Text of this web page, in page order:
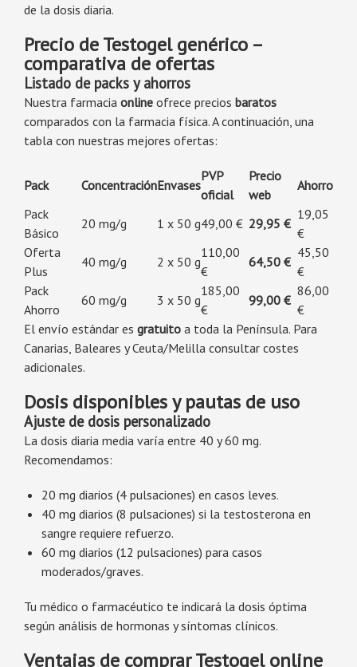
de la dosis diaria.
Precio de Testogel genérico –
comparativa de ofertas
Listado de packs y ahorros
Nuestra farmacia online ofrece precios baratos
comparados con la farmacia física. A continuación, una
tabla con nuestras mejores ofertas:
Pack ConcentraciónEnvases
PVP
oficial
Precio
web
Ahorro
Pack
Básico
20 mg/g 1 x 50 g49,00 € 29,95 €
19,05
€
Oferta
Plus
40 mg/g 2 x 50 g
110,00
€
64,50 €
45,50
€
Pack
Ahorro
60 mg/g 3 x 50 g
185,00
€
99,00 €
86,00
€
El envío estándar es gratuito a toda la Península. Para
Canarias, Baleares y Ceuta/Melilla consultar costes
adicionales.
Dosis disponibles y pautas de uso
Ajuste de dosis personalizado
La dosis diaria media varía entre 40 y 60 mg.
Recomendamos:
20 mg diarios (4 pulsaciones) en casos leves.
40 mg diarios (8 pulsaciones) si la testosterona en
sangre requiere refuerzo.
60 mg diarios (12 pulsaciones) para casos
moderados/graves.
Tu médico o farmacéutico te indicará la dosis óptima
según análisis de hormonas y síntomas clínicos.
Ventajas de comprar Testogel online